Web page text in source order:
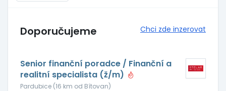
Doporučujeme Chci zde inzerovat
Senior finanční poradce / Finanční a
realitní specialista (ž/m)
Pardubice (16 km od Bítovan)